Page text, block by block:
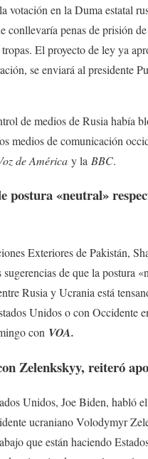
votación en la Duma estatal
conllevaría penas de prisión
El proyecto de ley ya
se enviará al presidente
de medios de Rusia había
medios de comunicación
de América y la BBC.
postura «neutral»
Exteriores de Pakistán,
de que la postura
Rusia y Ucrania está
Unidos o con Occidente
con VOA.
Zelenkskyy, reiteró
Unidos, Joe Biden, habló
ucraniano Volodymyr
que están haciendo